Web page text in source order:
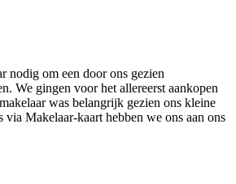
nodig om een door ons gezien
We gingen voor het allereerst aankopen
was belangrijk gezien ons kleine
via Makelaar-kaart hebben we ons aan ons